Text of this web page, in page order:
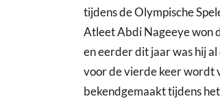
tijdens de Olympische
Atleet Abdi Nageeye won
en eerder dit jaar was hij
voor de vierde keer wordt
bekendgemaakt tijdens